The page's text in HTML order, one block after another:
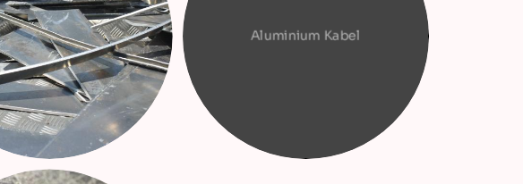
Aluminium Kabel